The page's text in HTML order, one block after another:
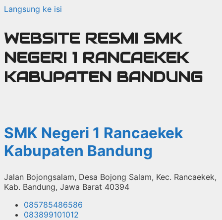
Langsung ke isi
WEBSITE RESMI SMK
NEGERI 1 RANCAEKEK
KABUPATEN BANDUNG
SMK Negeri 1 Rancaekek
Kabupaten Bandung
Jalan Bojongsalam, Desa Bojong Salam, Kec. Rancaekek,
Kab. Bandung, Jawa Barat 40394
085785486586
083899101012